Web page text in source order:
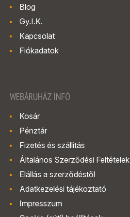
Blog
Gy.I.K.
Kapcsolat
Fiókadatok
WEBÁRUHÁZ INFÓ
Kosár
Pénztár
Fizetés és szállítás
Általános Szerződési Feltételek
Elállás a szerződéstől
Adatkezelési tájékoztató
Impresszum